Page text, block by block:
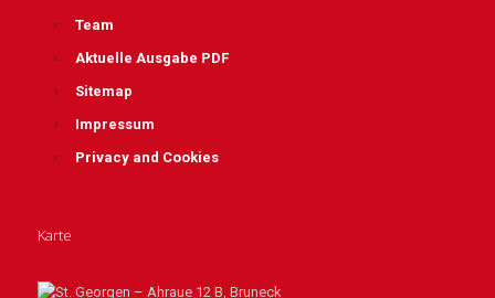
Team
Aktuelle Ausgabe PDF
Sitemap
Impressum
Privacy and Cookies
Karte